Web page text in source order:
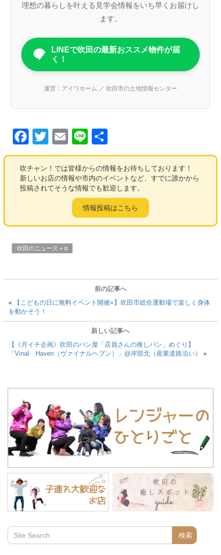
理想の暮らしを叶える⾒学会情報をいち早くお届けし
ます。
LINEで吹田の最新おススメ物件が届
く！
運営：アイワホーム ／ 吹田市の土地情報センター
F
a
c
e
o
k
T
wi
tt
er
E
m
ail
Li
n
e
有
吹チャン！では皆様からの情報をお待ちしております！
新しいお店の情報や市内のイベントなど、すでに誰かから
投稿されてそうな情報でも歓迎します。
情報投稿はこちら
吹田のニュース＋α
前の記事へ
«
【こどもの日に無料イベント開催⭐︎】吹田市総合運動場で楽しく身体
を動かそう！
新しい記事へ
【《月イチ企画》吹田のパン屋「店員さんの推しパン」めぐり】
「Vinal Haven（ヴァイナルヘブン）」@岸部北（産業道路沿い）
»